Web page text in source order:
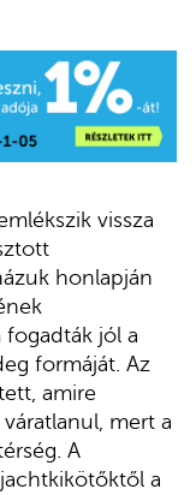
vissza
honlapján
jól a
formáját. Az
amire
mert a
A
a